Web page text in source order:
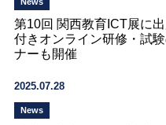
第10回 関西教育ICT展に
付きオンライン研修・試
ナーも開催
2025.07.28
News